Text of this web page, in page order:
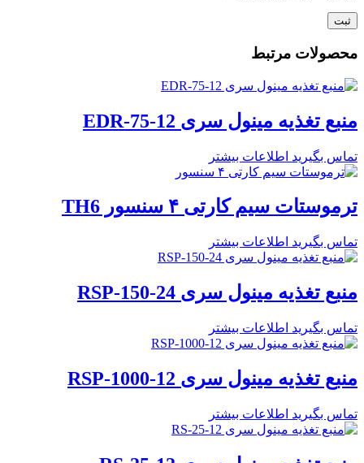
محصولات مرتبط
منبع تغذیه مینول سری EDR-75-12
تماس بگیرید اطلاعات بیشتر
ترموستات سیم کارتی ۴ سنسور TH6
تماس بگیرید اطلاعات بیشتر
منبع تغذیه مینول سری RSP-150-24
تماس بگیرید اطلاعات بیشتر
منبع تغذیه مینول سری RSP-1000-12
تماس بگیرید اطلاعات بیشتر